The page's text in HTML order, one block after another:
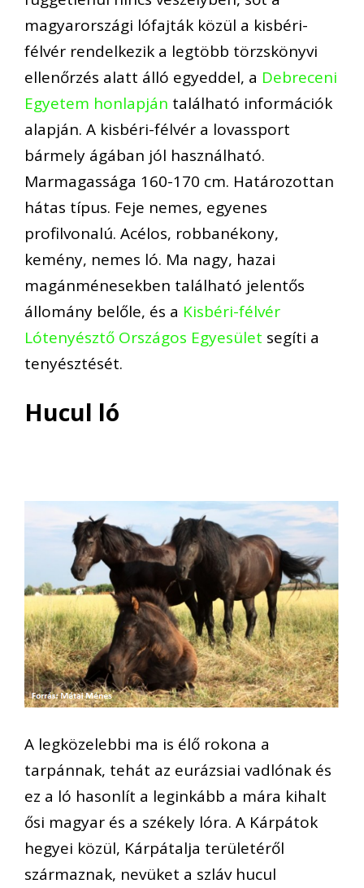
magyarországi lófajták közül a kisbéri-
félvér rendelkezik a legtöbb törzskönyvi
ellenőrzés alatt álló egyeddel, a Debreceni
Egyetem honlapján található információk
alapján. A kisbéri-félvér a lovassport
bármely ágában jól használható.
Marmagassága 160-170 cm. Határozottan
hátas típus. Feje nemes, egyenes
profilvonalú. Acélos, robbanékony,
kemény, nemes ló. Ma nagy, hazai
magánménesekben található jelentős
állomány belőle, és a Kisbéri-félvér
Lótenyésztő Országos Egyesület segíti a
tenyésztését.
Hucul ló
A legközelebbi ma is élő rokona a
tarpánnak, tehát az eurázsiai vadlónak és
ez a ló hasonlít a leginkább a mára kihalt
ősi magyar és a székely lóra. A Kárpátok
hegyei közül, Kárpátalja területéről
származnak, nevüket a szláv hucul